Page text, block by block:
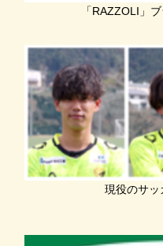
「RAZZOLI」
現役のサッ